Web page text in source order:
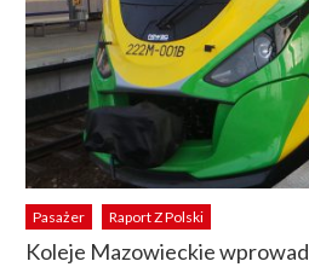
Pasażer Raport Z Polski
Koleje Mazowieckie